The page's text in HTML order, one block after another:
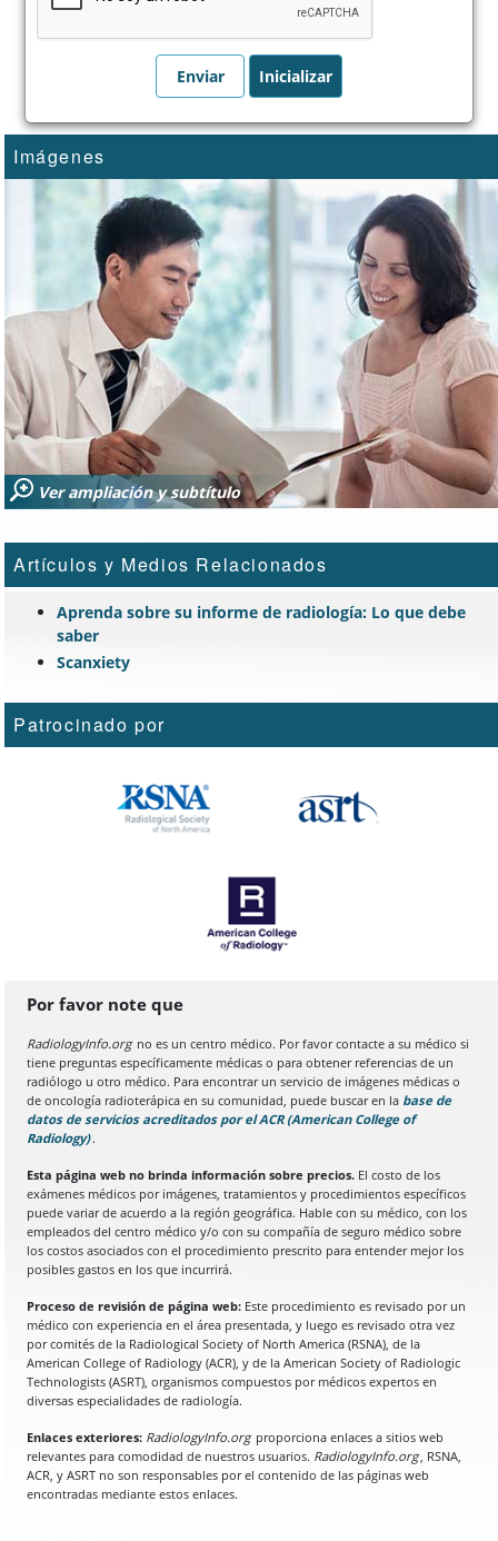
Imágenes
Ver ampliación y subtítulo
Artículos y Medios Relacionados
Aprenda sobre su informe de radiología: Lo que debe
saber
Scanxiety
Patrocinado por
Por favor note que
RadiologyInfo.orgno es un centro médico. Por favor contacte a su médico si
tiene preguntas específicamente médicas o para obtener referencias de un
radiólogo u otro médico. Para encontrar un servicio de imágenes médicas o
de oncología radioterápica en su comunidad, puede buscar en la base de
datos de servicios acreditados por el ACR (American College of
Radiology)(Se abre en una nueva pestaña del navegador)
.
Esta página web no brinda información sobre precios. El costo de los
exámenes médicos por imágenes, tratamientos y procedimientos específicos
puede variar de acuerdo a la región geográfica. Hable con su médico, con los
empleados del centro médico y/o con su compañía de seguro médico sobre
los costos asociados con el procedimiento prescrito para entender mejor los
posibles gastos en los que incurrirá.
Proceso de revisión de página web: Este procedimiento es revisado por un
médico con experiencia en el área presentada, y luego es revisado otra vez
por comités de la Radiological Society of North America (RSNA), de la
American College of Radiology (ACR), y de la American Society of Radiologic
Technologists (ASRT), organismos compuestos por médicos expertos en
diversas especialidades de radiología.
Enlaces exteriores: RadiologyInfo.org proporciona enlaces a sitios web
relevantes para comodidad de nuestros usuarios. RadiologyInfo.org, RSNA,
ACR, y ASRT no son responsables por el contenido de las páginas web
encontradas mediante estos enlaces.